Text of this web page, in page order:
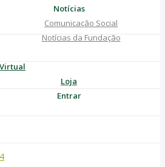
Notícias
Comunicação Social
Notícias da Fundação
Loja
Entrar